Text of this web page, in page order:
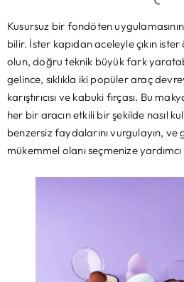
Kusursuz bir fondöten
bilir. İster kapıdan aceleyle çıkın
olun, doğru teknik büyük fark
gelince, sıklıkla iki popüler araç
karıştırıcısı ve kabuki fırçası. Bu
her bir aracın etkili bir şekilde nasıl
benzersiz faydalarını vurgulayın, ve
mükemmel olanı seçmenize